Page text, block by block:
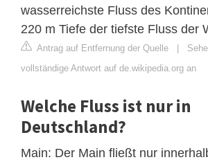
wasserreichste Fluss des
220 m Tiefe der tiefste Fluss der
Antrag auf Entfernung der Quelle |
vollständige Antwort auf de.wikipedia.org an
Welche Fluss ist nur in
Deutschland?
Main: Der Main fließt nur